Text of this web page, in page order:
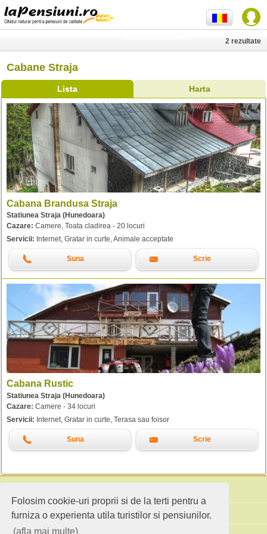
Folosim cookie-uri proprii si de la terti pentru a
furniza o experienta utila turistilor si pensiunilor.
(afla mai multe)
Cabane Straja
Lista Harta
2 rezultate
Cabana Brandusa Straja
Statiunea Straja (Hunedoara)
Cazare: Camere, Toata cladirea - 20 locuri
Servicii: Internet, Gratar in curte, Animale acceptate
Suna Scrie
Cabana Rustic
Statiunea Straja (Hunedoara)
Cazare: Camere - 34 locuri
Servicii: Internet, Gratar in curte, Terasa sau foisor
Suna Scrie
Cauta pensiuni